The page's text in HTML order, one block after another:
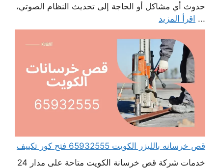
حدوث أي مشاكل أو الحاجة إلى تحديث النظام الصوتي،
... اقرأ المزيد
قص خرسانه بالليزر الكويت 65932555 فتح كور تكييف
خدمات شركة قص خرسانة الكويت متاحة على مدار 24